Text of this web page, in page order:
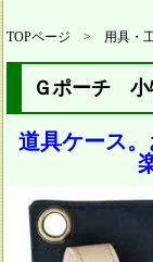
TOPページ > 用具
Ｇポーチ
道具ケース